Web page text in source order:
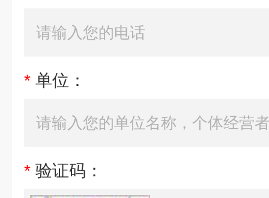
* 单位：
* 验证码：